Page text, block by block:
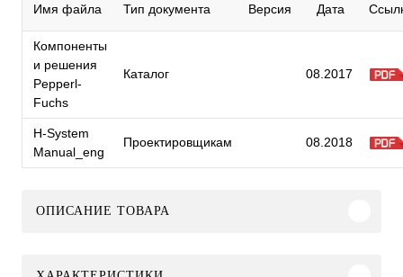
Имя файла Тип документа Версия Дата
Компоненты
и решения
Pepperl-
Fuchs
Каталог 08.2017
H-System
Manual_eng
Проектировщикам 08.2018
ОПИСАНИЕ ТОВАРА